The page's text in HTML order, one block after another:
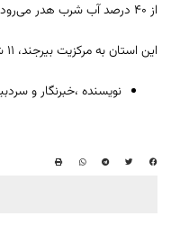
از ۴۰ درصد آب شرب هدر می‌رود.
این استان به مرکزیت بیرجند، ۱۱ شهرستان و ۳۱ شهر دارد.
نویسنده ،خبرنگار و